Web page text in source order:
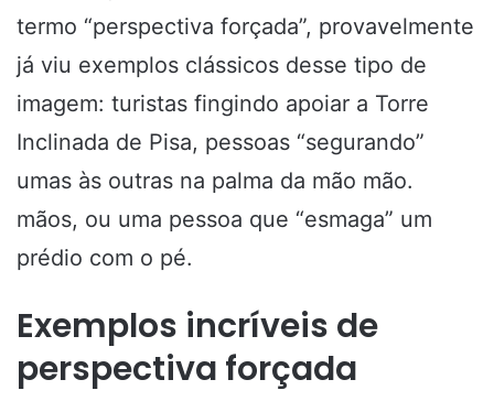
termo “perspectiva forçada”, provavelmente
já viu exemplos clássicos desse tipo de
imagem: turistas fingindo apoiar a Torre
Inclinada de Pisa, pessoas “segurando”
umas às outras na palma da mão mão.
mãos, ou uma pessoa que “esmaga” um
prédio com o pé.
Exemplos incríveis de
perspectiva forçada